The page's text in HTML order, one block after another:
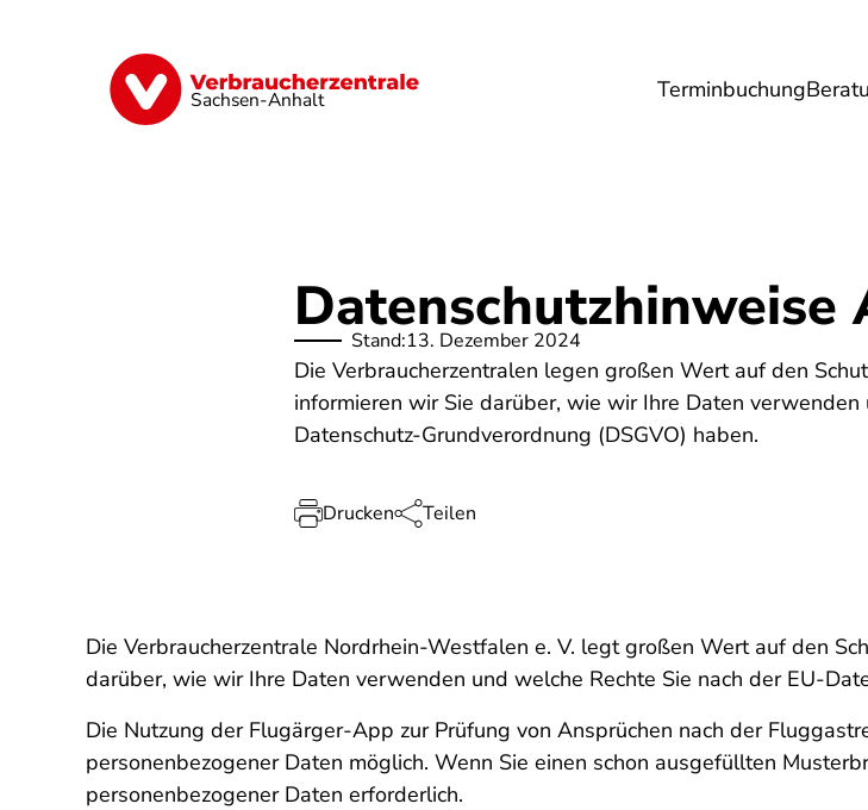
Sachsen-Anhalt Terminbuchung
Finanzen Digitales Lebensmittel Gesundheit
Stand:13. Dezember 2024
Die Verbraucherzentralen legen großen Wert auf den
informieren wir Sie darüber, wie wir Ihre Daten
Datenschutz-Grundverordnung (DSGVO) haben.
Drucken Teilen
Die Verbraucherzentrale Nordrhein-Westfalen e. V. legt großen Wert auf den
darüber, wie wir Ihre Daten verwenden und welche Rechte Sie nach der EU-
Die Nutzung der Flugärger-App zur Prüfung von Ansprüchen nach der
personenbezogener Daten möglich. Wenn Sie einen schon ausgefüllten
personenbezogener Daten erforderlich.